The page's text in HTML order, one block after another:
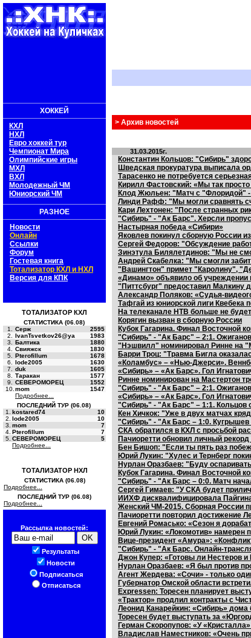
ХОККЕЙ
КХЛ
НХЛ
Евро хоккей тур
Чемпионат Мира
Олимпийские игры
МХЛ
ВХЛ
Молодежный ЧМ
Юниорский ЧМ
РАЗНОЕ
Новости
Онлайн
Ссылки
Форум
Гостевая книга
Тотализатор КХЛ и НХЛ
Версия для КПК
ТОТАЛИЗАТОР КХЛ
СТАТИСТИКА (06.08)
1.
Серж
2595
2.
IvanTsvetkov26@ya
1983
3.
Балтика
1880
4.
Свияжск
1830
5.
Pterofillum
1678
6.
lode2005
1630
7.
duk
1605
8.
Таракан
1577
9.
СЕВЕРОМОРЕЦ
1552
10. mom
1547
Подробнее...
ПОСЛЕДНИЙ ТУР (06.08)
1.
kostared74
10
2. lode2005
10
3. mom
7
4. Pterofillum
7
5. СЕВЕРОМОРЕЦ
5
Подробнее...
ТОТАЛИЗАТОР НХЛ
СТАТИСТИКА (06.08)
Подробнее...
ПОСЛЕДНИЙ ТУР (06.08)
Подробнее...
Рассылка новостей:
Результаты
Новости
Подписаться
Отписаться
> Архив новостей
31.03.2015г.
Константин Кольцов: "Сибирь"
Шведская прокуратура выписала
Тарасенко не потребуется
Кирилл Фастовский: «Мы так
Клод Жюльен: "Матч с "Флоридой"
Линди Рафф: "Мы могли сравнять
Кари Лехтонен: "После странных
"Сибирь" - "Ак Барс". Херсли
Настырная победа «Сибири»
Яковлев покинул сборную России
Сергей Федоров: "Обсуждение
Зинэтула Билялетдинов: "Мы не
Андрей Скабелка: "Мы смогли
"Вашингтон" примет "Каролину",
«Динамо» объявило об учреждении
"Питтсбург" предоставил Малкину
Александр Поляков: «Судья-
Тафгай из юниорской лиги Квебека
На телеканале НТВ больше не
Корягин вызван в сборную России
Кубок Гагарина. Финал Восточной
"Сибирь" - "Ак Барс" – 2:1.
"Нэшвилл" номинировал Ринне на
Барри Троц: "Травма Бигла
«Коламбус» – «Нью-Джерси».
«Сибирь» – «Ак Барс». Гол
Ринне номинирован на Мастертон
"Сибирь" - "Ак Барс" – 2:1.
«Сибирь» – «Ак Барс». Гол
"Сибирь" - "Ак Барс" – 1:1. Кольцов
Кен Хичкок: "Уже в двух матчах
"Сибирь" - "Ак Барс – 1:0. Кугрышев
СКА обратился в КХЛ с просьбой
Пачиоретти обновил личный рекорд
Бен Бишоп: "Если ты пять раз
Юрий Лукин: "Хулес и Тернберг
Нурлан Оразбаев: "Буду
Кубок Гагарина. Финал Восточной
"Сибирь" - "Ак Барс – 0:0. Матч
Сергей Гимаев: "У СКА будет
ИИХФ дисквалифицировала
Женский ЧМ-2015. Сборная России
Пачиоретти повторил достижение
Евгений Ромасько: «Сезон я
Юрий Лукин: «Локомотив» намерен
Вице-президент «Амура»:
"Сибирь" - "Ак Барс. Онлайн-
Джон Купер: «Готовы ли Нестеров и
Нурлан Оразбаев: «Я был против
Агент Жердева: «Сочи» - только
Губернатор Омской области
Expressen: Торесен планирует
«Трактор» продлил контракты с
Леонид Канарейкин: «Сибирь» дома
Торесен будет выступать за
Герман Скоропупов: «У
Владислав Наместников: «Очень